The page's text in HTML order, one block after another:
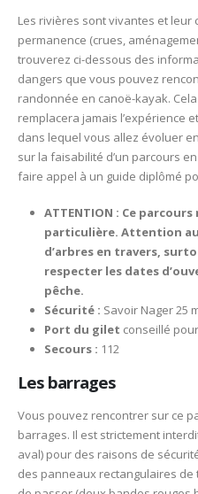
Les rivières sont vivantes et
permanence (crues,
trouverez ci-dessous des
dangers que vous pouvez
randonnée en canoë-kayak.
remplacera jamais l’expérience
dans lequel vous allez évoluer
sur la faisabilité d’un parcours
faire appel à un guide diplômé
ATTENTION : Ce
particulière. Attention
d’arbres en travers,
respecter les dates
pêche.
Sécurité : Savoir Nager 25
Port du gilet conseillé
Secours : 112
Les barrages
Vous pouvez rencontrer sur ce
barrages. Il est strictement
aval) pour des raisons de
des panneaux rectangulaires